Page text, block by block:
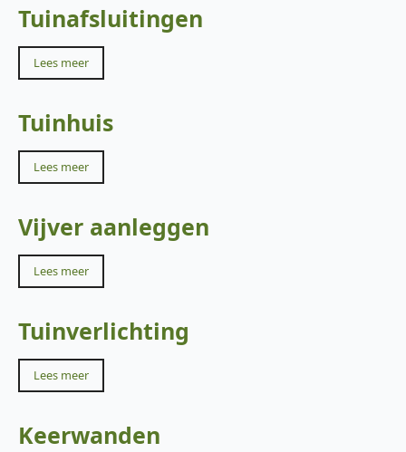
Tuinafsluitingen
Lees meer
Tuinhuis
Lees meer
Vijver aanleggen
Lees meer
Tuinverlichting
Lees meer
Keerwanden